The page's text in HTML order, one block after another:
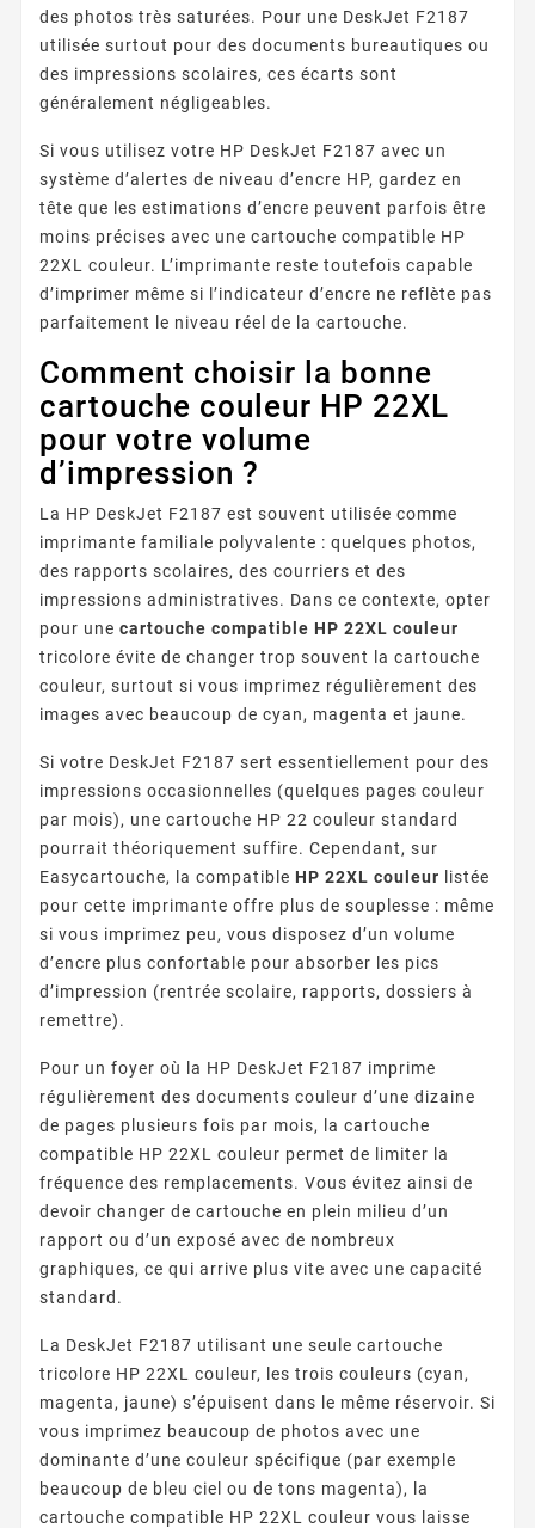
des photos très saturées. Pour une DeskJet F2187
utilisée surtout pour des documents bureautiques ou
des impressions scolaires, ces écarts sont
généralement négligeables.
Si vous utilisez votre HP DeskJet F2187 avec un
système d’alertes de niveau d’encre HP, gardez en
tête que les estimations d’encre peuvent parfois être
moins précises avec une cartouche compatible HP
22XL couleur. L’imprimante reste toutefois capable
d’imprimer même si l’indicateur d’encre ne reflète pas
parfaitement le niveau réel de la cartouche.
Comment choisir la bonne
cartouche couleur HP 22XL
pour votre volume
d’impression ?
La HP DeskJet F2187 est souvent utilisée comme
imprimante familiale polyvalente : quelques photos,
des rapports scolaires, des courriers et des
impressions administratives. Dans ce contexte, opter
pour une cartouche compatible HP 22XL couleur
tricolore évite de changer trop souvent la cartouche
couleur, surtout si vous imprimez régulièrement des
images avec beaucoup de cyan, magenta et jaune.
Si votre DeskJet F2187 sert essentiellement pour des
impressions occasionnelles (quelques pages couleur
par mois), une cartouche HP 22 couleur standard
pourrait théoriquement suffire. Cependant, sur
Easycartouche, la compatible HP 22XL couleur listée
pour cette imprimante offre plus de souplesse : même
si vous imprimez peu, vous disposez d’un volume
d’encre plus confortable pour absorber les pics
d’impression (rentrée scolaire, rapports, dossiers à
remettre).
Pour un foyer où la HP DeskJet F2187 imprime
régulièrement des documents couleur d’une dizaine
de pages plusieurs fois par mois, la cartouche
compatible HP 22XL couleur permet de limiter la
fréquence des remplacements. Vous évitez ainsi de
devoir changer de cartouche en plein milieu d’un
rapport ou d’un exposé avec de nombreux
graphiques, ce qui arrive plus vite avec une capacité
standard.
La DeskJet F2187 utilisant une seule cartouche
tricolore HP 22XL couleur, les trois couleurs (cyan,
magenta, jaune) s’épuisent dans le même réservoir. Si
vous imprimez beaucoup de photos avec une
dominante d’une couleur spécifique (par exemple
beaucoup de bleu ciel ou de tons magenta), la
cartouche compatible HP 22XL couleur vous laisse